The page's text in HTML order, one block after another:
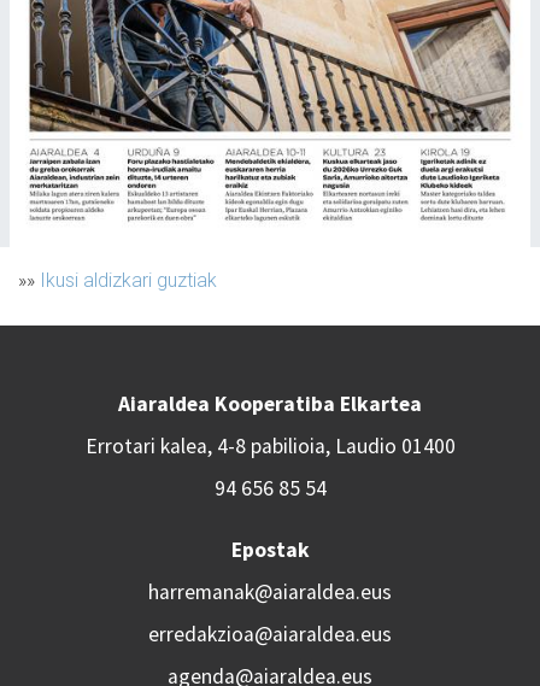
»» Ikusi aldizkari guztiak
Aiaraldea Kooperatiba Elkartea
Errotari kalea, 4-8 pabilioia, Laudio 01400
94 656 85 54
Epostak
harremanak@aiaraldea.eus
erredakzioa@aiaraldea.eus
agenda@aiaraldea.eus